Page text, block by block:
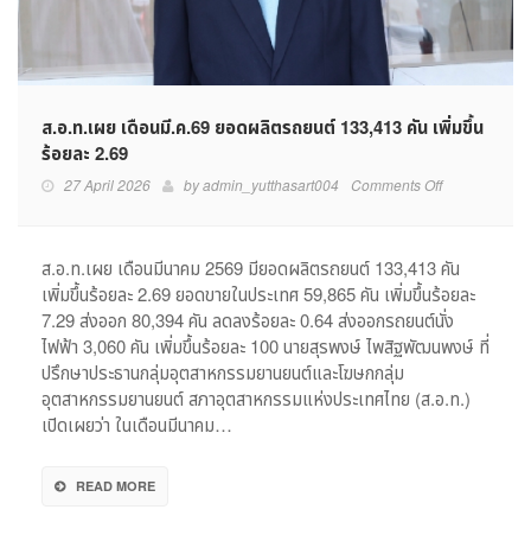
ส.อ.ท.เผย เดือนมี.ค.69 ยอดผลิตรถยนต์ 133,413 คัน เพิ่มขึ้น
ร้อยละ 2.69
27 April 2026 byadmin_yutthasart004 Comments Offon
ยอด
ผลิต
รถยนต์
133,413
เพิ่ม
ส.อ.ท.เผย เดือนมีนาคม 2569 มียอดผลิตรถยนต์ 133,413 คัน
เพิ่มขึ้นร้อยละ 2.69 ยอดขายในประเทศ 59,865 คัน เพิ่มขึ้นร้อยละ
7.29 ส่งออก 80,394 คัน ลดลงร้อยละ 0.64 ส่งออกรถยนต์นั่ง
ไฟฟ้า 3,060 คัน เพิ่มขึ้นร้อยละ 100 นายสุรพงษ์ ไพสิฐพัฒนพงษ์ ที่
ปรึกษาประธานกลุ่มอุตสาหกรรมยานยนต์และโฆษกกลุ่ม
อุตสาหกรรมยานยนต์ สภาอุตสาหกรรมแห่งประเทศไทย (ส.อ.ท.)
เปิดเผยว่า ในเดือนมีนาคม…
READ MORE